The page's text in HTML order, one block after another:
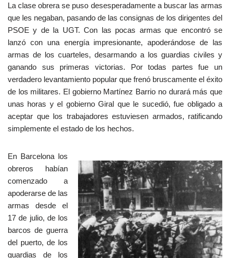
La clase obrera se puso desesperadamente a buscar las armas
que les negaban, pasando de las consignas de los dirigentes del
PSOE y de la UGT. Con las pocas armas que encontró se
lanzó con una energía impresionante, apoderándose de las
armas de los cuarteles, desarmando a los guardias civiles y
ganando sus primeras victorias. Por todas partes fue un
verdadero levantamiento popular que frenó bruscamente el éxito
de los militares. El gobierno Martínez Barrio no durará más que
unas horas y el gobierno Giral que le sucedió, fue obligado a
aceptar que los trabajadores estuviesen armados, ratificando
simplemente el estado de los hechos.
En Barcelona los
obreros habían
comenzado a
apoderarse de las
armas desde el
17 de julio, de los
barcos de guerra
del puerto, de los
guardias de los